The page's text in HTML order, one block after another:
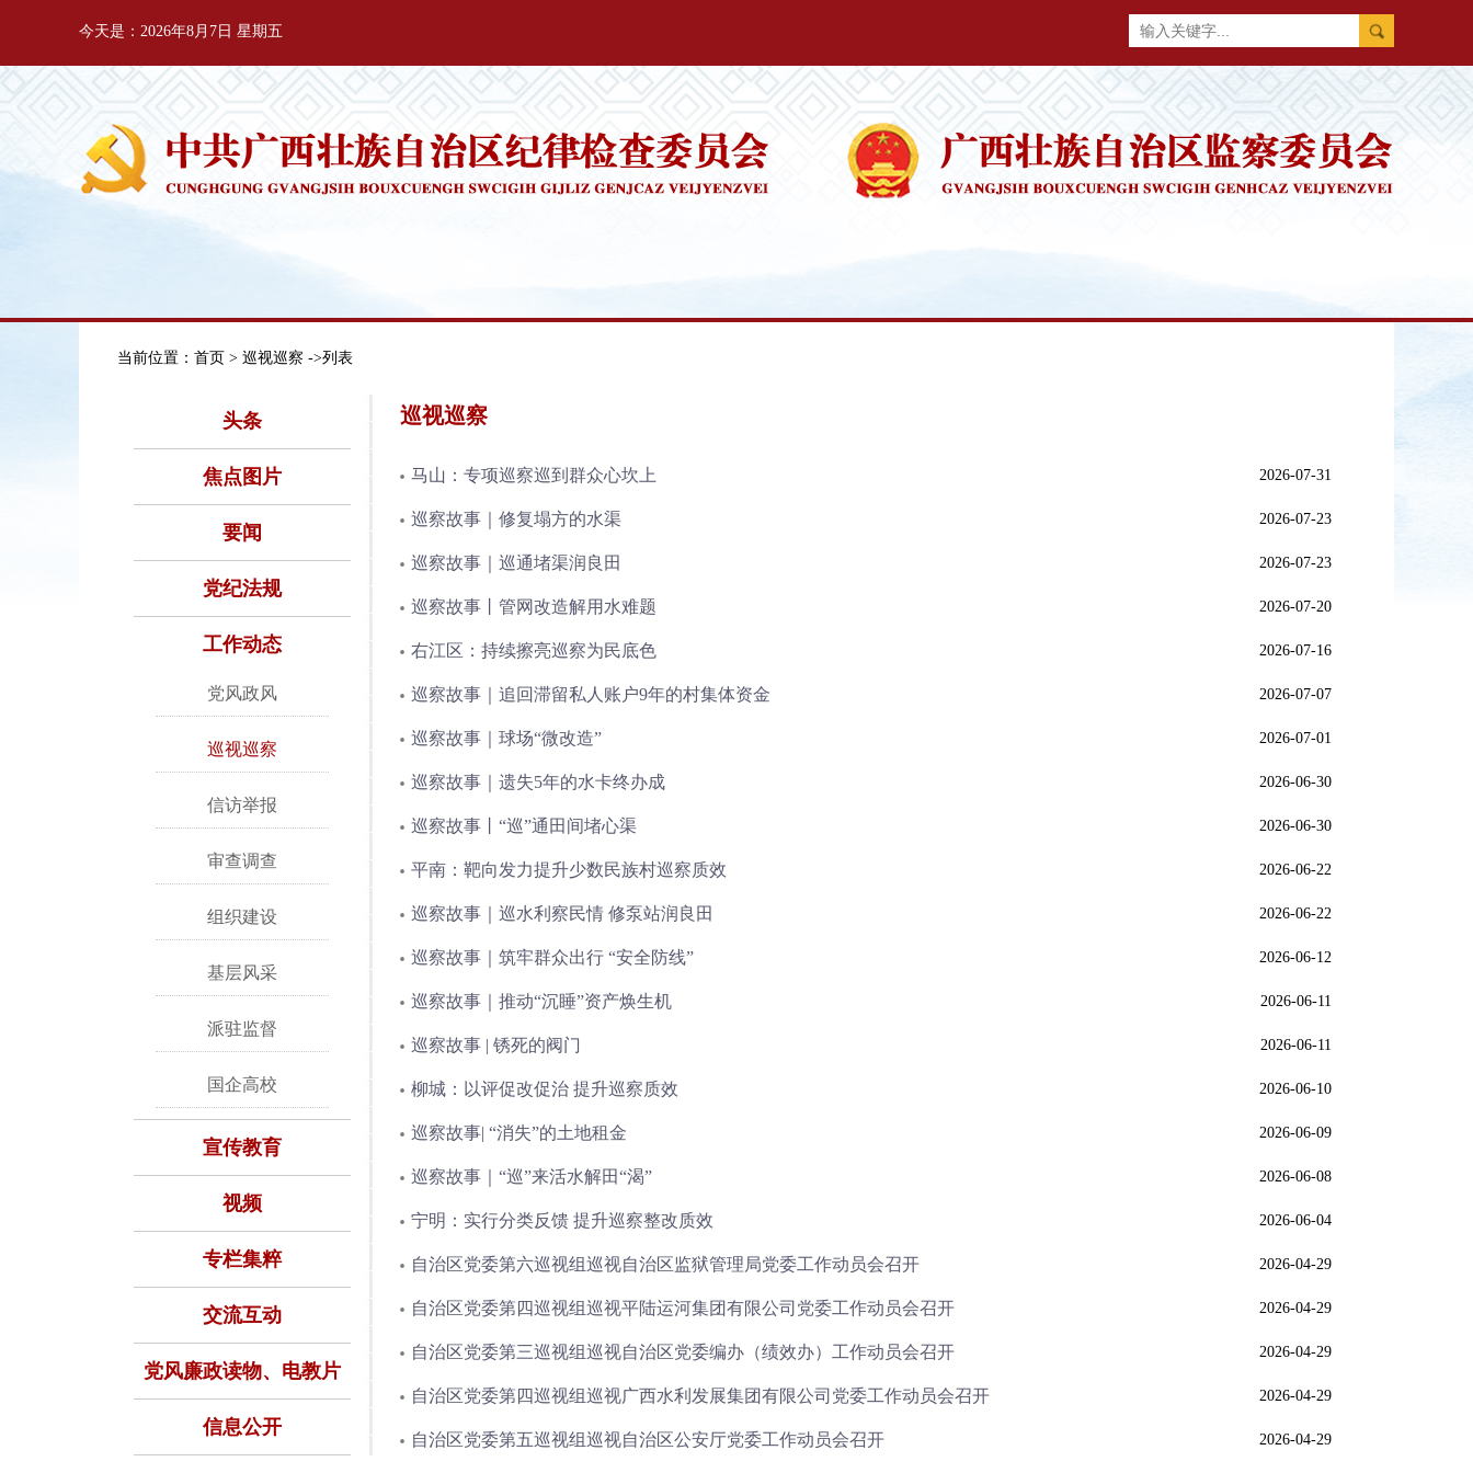
今天是：2026年8月7日 星期五
当前位置： 首页 > 巡视巡察 ->列表
头条
焦点图片
要闻
党纪法规
工作动态
党风政风
巡视巡察
信访举报
审查调查
组织建设
基层风采
派驻监督
国企高校
宣传教育
视频
专栏集粹
交流互动
党风廉政读物、电教片
信息公开
巡视巡察
2026-07-31
马山：专项巡察巡到群众心坎上
2026-07-23
巡察故事｜修复塌方的水渠
2026-07-23
巡察故事｜巡通堵渠润良田
2026-07-20
巡察故事丨管网改造解用水难题
2026-07-16
右江区：持续擦亮巡察为民底色
2026-07-07
巡察故事｜追回滞留私人账户9年的村集体资金
2026-07-01
巡察故事｜球场“微改造”
2026-06-30
巡察故事｜遗失5年的水卡终办成
2026-06-30
巡察故事丨“巡”通田间堵心渠
2026-06-22
平南：靶向发力提升少数民族村巡察质效
2026-06-22
巡察故事｜巡水利察民情 修泵站润良田
2026-06-12
巡察故事｜筑牢群众出行 “安全防线”
2026-06-11
巡察故事｜推动“沉睡”资产焕生机
2026-06-11
巡察故事 | 锈死的阀门
2026-06-10
柳城：以评促改促治 提升巡察质效
2026-06-09
巡察故事| “消失”的土地租金
2026-06-08
巡察故事｜“巡”来活水解田“渴”
2026-06-04
宁明：实行分类反馈 提升巡察整改质效
2026-04-29
自治区党委第六巡视组巡视自治区监狱管理局党委工作动员会召开
2026-04-29
自治区党委第四巡视组巡视平陆运河集团有限公司党委工作动员会召开
2026-04-29
自治区党委第三巡视组巡视自治区党委编办（绩效办）工作动员会召开
2026-04-29
自治区党委第四巡视组巡视广西水利发展集团有限公司党委工作动员会召开
2026-04-29
自治区党委第五巡视组巡视自治区公安厅党委工作动员会召开